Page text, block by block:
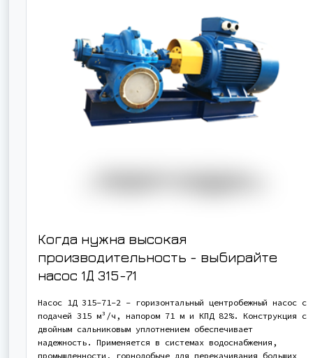
Когда нужна высокая
производительность - выбирайте
насос 1Д 315-71
Насос 1Д 315-71-2 - горизонтальный центробежный насос с
подачей 315 м³/ч, напором 71 м и КПД 82%. Конструкция с
двойным сальниковым уплотнением обеспечивает
надежность. Применяется в системах водоснабжения,
промышленности, горнодобыче для перекачивания больших